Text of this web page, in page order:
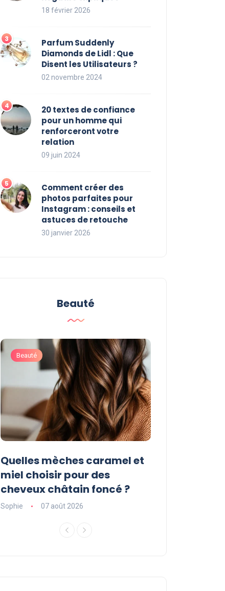
18 février 2026
Parfum Suddenly
Diamonds de Lidl : Que
Disent les Utilisateurs ?
02 novembre 2024
20 textes de confiance
pour un homme qui
renforceront votre
relation
09 juin 2024
Comment créer des
photos parfaites pour
Instagram : conseils et
astuces de retouche
30 janvier 2026
Beauté
Beauté
Quelles mèches caramel et
miel choisir pour des
cheveux châtain foncé ?
Sophie 07 août 2026